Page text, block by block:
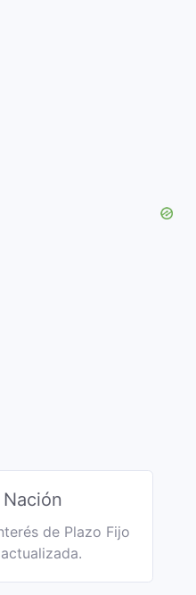
de Plazo Fijo